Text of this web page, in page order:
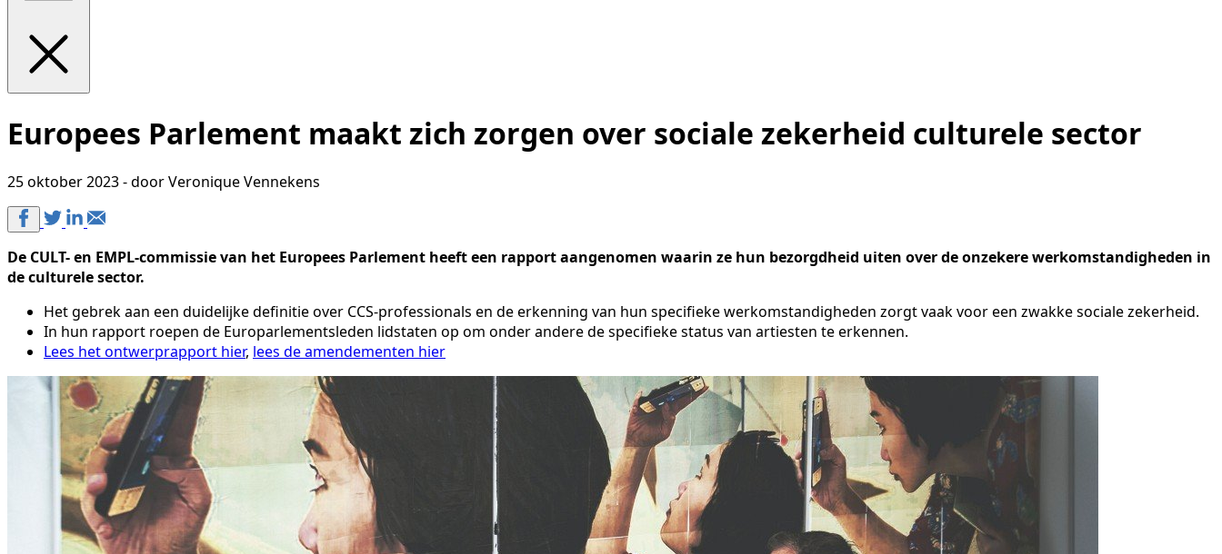
Europees Parlement maakt zich zorgen over sociale zekerheid culturele sector
25 oktober 2023 - door Veronique Vennekens
De CULT- en EMPL-commissie van het Europees Parlement heeft een rapport aangenomen waarin ze hun bezorgdheid uiten over de onzekere werkomstandigheden in
de culturele sector.
Het gebrek aan een duidelijke definitie over CCS-professionals en de erkenning van hun specifieke werkomstandigheden zorgt vaak voor een zwakke sociale zekerheid.
In hun rapport roepen de Europarlementsleden lidstaten op om onder andere de specifieke status van artiesten te erkennen.
Lees het ontwerprapport hier, lees de amendementen hier